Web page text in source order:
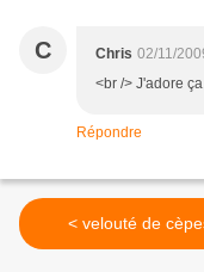
C Chris 02/11/
<br /> J'adore
Répondre
< velouté de